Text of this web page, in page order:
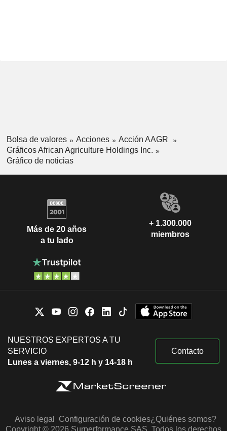
Bolsa de valores Acciones
Acción AAGR
Gráficos African Agriculture Holdings Inc.
Gráfico de noticias
Más de 20 años
a tu lado
+ 1.300.000
miembros
NUESTROS EXPERTOS A TU
SERVICIO
Lunes a viernes, 9-12 h y 14-18 h
Contacto
Aviso legal Configuración de cookies¿Quiénes somos?
Copyright © 2026 Surperformance SAS. Todos los derechos